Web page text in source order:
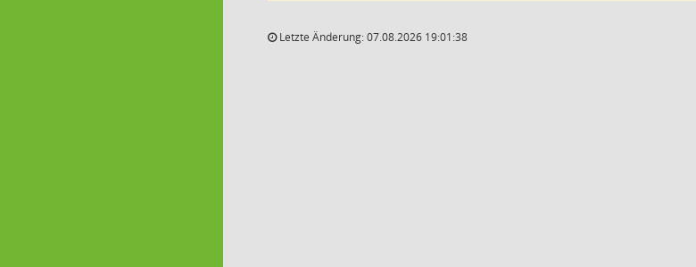
Letzte Änderung: 07.08.2026 19:01:38